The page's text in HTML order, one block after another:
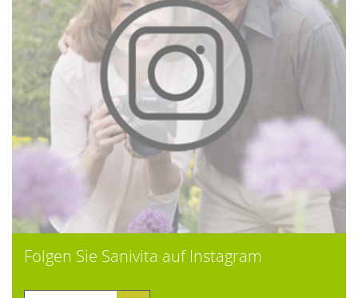
Folgen Sie Sanivita auf Instagram